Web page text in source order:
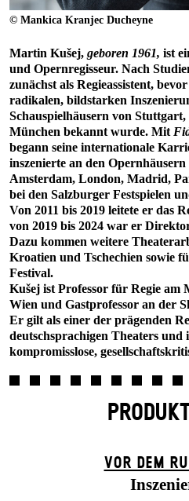
© Mankica Kranjec Ducheyne
Martin Kušej, geboren 1961, ist
und Opernregisseur. Nach
zunächst als Regieassistent,
radikalen, bildstarken
Schauspielhäusern von
München bekannt wurde. Mit
begann seine internationale
inszenierte an den
Amsterdam, London, Madrid,
bei den Salzburger Festspielen
Von 2011 bis 2019 leitete er das
von 2019 bis 2024 war er
Dazu kommen weitere
Kroatien und Tschechien sowie
Festival.
Kušej ist Professor für Regie am
Wien und Gastprofessor an der
Er gilt als einer der prägenden
deutschsprachigen Theaters und
kompromisslose,
VOR DEM